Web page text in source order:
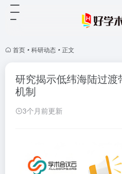
首页 • 科研动态 • 正文
研究揭示低纬海陆过
机制
3个月前更新